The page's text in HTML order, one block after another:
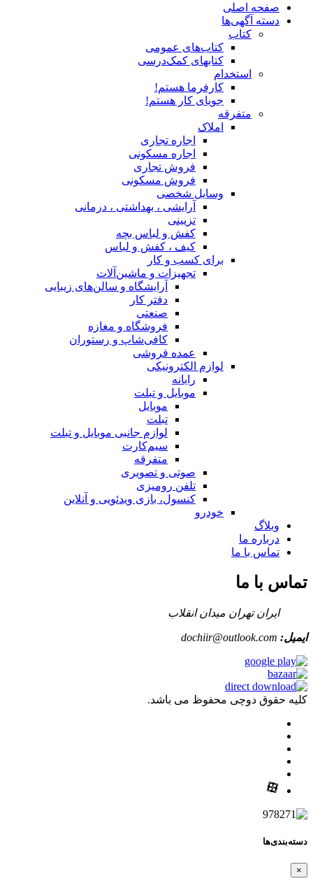
صفحه اصلی
دسته آگهی‌ها
کتاب
کتاب‌های عمومی
کتابهای کمک‌درسی
استخدام
کارفرما هستم!
جویای کار هستم!
متفرقه
املاک
اجاره تجاری
اجاره مسکونی
فروش تجاری
فروش مسکونی
وسایل شخصی
آرایشی ، بهداشتی ، درمانی
تزیینی
کفش و لباس بچه
کیف ، کفش و لباس
برای کسب و کار
تجهیزات و ماشین‌آلات
آرایشگاه و سالن‌های زیبایی
دفتر کار
صنعتی
فروشگاه و مغازه
کافی‌شاپ و رستوران
عمده فروشی
لوازم الکترونیکی
رایانه
موبایل و تبلت
موبایل
تبلت
لوازم جانبی موبایل و تبلت
سیم‌کارت
متفرقه
صوتی و تصویری
تلفن رومیزی
کنسول، بازی‌ ویدئویی و آنلاین
خودرو
وبلاگ
درباره ما
تماس با ما
تماس با ما
ایران تهران میدان انقلاب
ایمیل: dochiir@outlook.com
کلیه حقوق دوچی محفوظ می باشد.
دسته‌بندی‌ها
×